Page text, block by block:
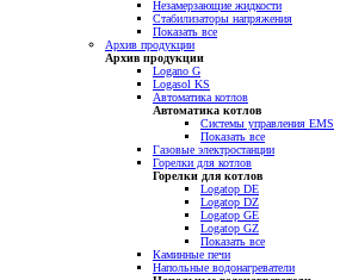
Незамерзающие жидкости
Стабилизаторы напряжения
Показать все
Архив продукции
Архив продукции
Logano G
Logasol KS
Автоматика котлов
Автоматика котлов
Системы управления EMS
Показать все
Газовые электростанции
Горелки для котлов
Горелки для котлов
Logatop DE
Logatop DZ
Logatop GE
Logatop GZ
Показать все
Каминные печи
Напольные водонагреватели